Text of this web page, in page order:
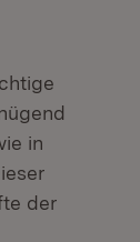
in
der